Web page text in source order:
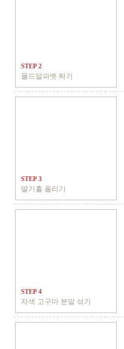
STEP 2
몰드알파벳 짜기
STEP 3
딸기홀 올리기
STEP 4
자색 고구마 분말 섞기